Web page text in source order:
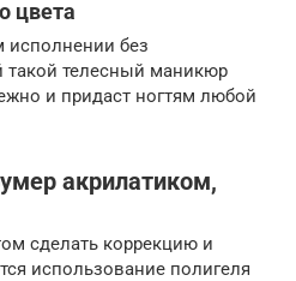
цвета
исполнении без
такой телесный маникюр
и придаст ногтям любой
акрилатиком,
сделать коррекцию и
использование полигеля